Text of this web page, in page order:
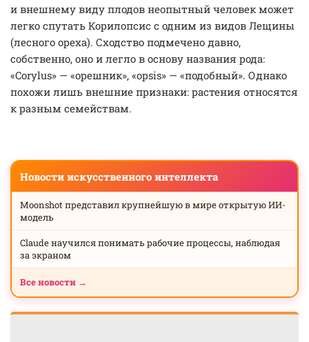
и внешнему виду плодов неопытный человек может
легко спутать Корилопсис с одним из видов Лещины
(лесного ореха). Сходство подмечено давно,
собственно, оно и легло в основу названия рода:
«Corylus» — «орешник», «opsis» — «подобный». Однако
похожи лишь внешние признаки: растения относятся
к разным семействам.
Новости искусственного интеллекта
Moonshot представил крупнейшую в мире открытую ИИ-
модель
Claude научился понимать рабочие процессы, наблюдая
за экраном
Все новости →